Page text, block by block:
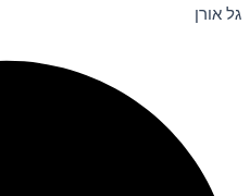
גל אורן